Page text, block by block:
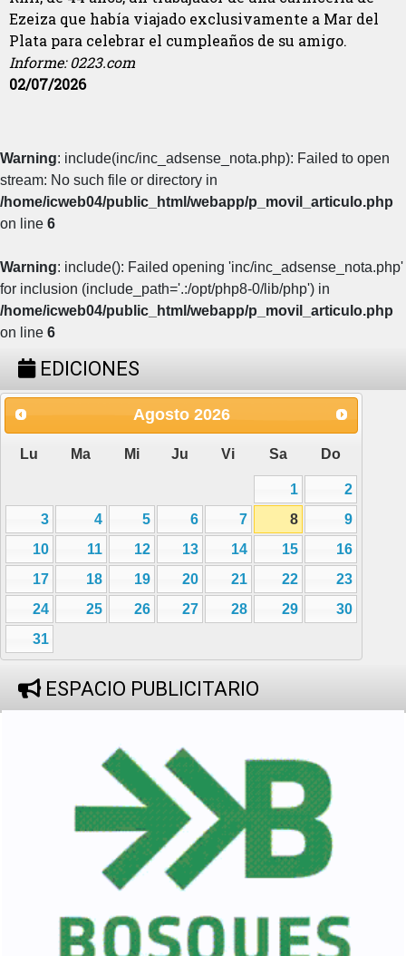
Ezeiza que había viajado exclusivamente a Mar del
Plata para celebrar el cumpleaños de su amigo.
Informe: 0223.com
02/07/2026
Warning: include(inc/inc_adsense_nota.php): Failed to open
stream: No such file or directory in
/home/icweb04/public_html/webapp/p_movil_articulo.php
on line 6
Warning: include(): Failed opening 'inc/inc_adsense_nota.php'
for inclusion (include_path='.:/opt/php8-0/lib/php') in
/home/icweb04/public_html/webapp/p_movil_articulo.php
on line 6
EDICIONES
Agosto 2026
Lu Ma Mi Ju Vi Sa Do
1
2
3
4 5 6 7 8
9
10
11 12 13 14 15
16
17
18 19 20 21 22
23
24
25 26 27 28 29
30
31
ESPACIO PUBLICITARIO